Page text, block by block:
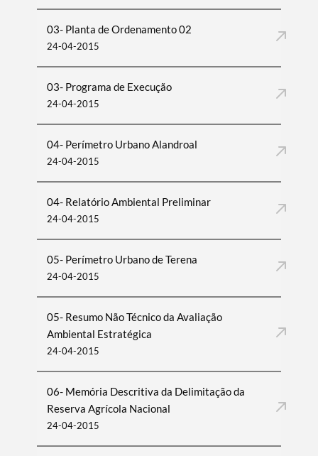
03- Planta de Ordenamento 02
24-04-2015
03- Programa de Execução
24-04-2015
04- Perímetro Urbano Alandroal
24-04-2015
04- Relatório Ambiental Preliminar
24-04-2015
05- Perímetro Urbano de Terena
24-04-2015
05- Resumo Não Técnico da Avaliação
Ambiental Estratégica
24-04-2015
06- Memória Descritiva da Delimitação da
Reserva Agrícola Nacional
24-04-2015